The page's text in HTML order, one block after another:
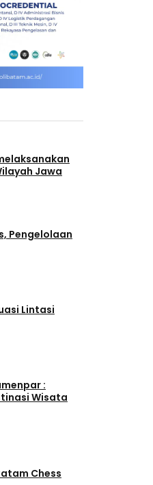
Jawa
Pengelolaan
Lintasi
:
Wisata
Chess